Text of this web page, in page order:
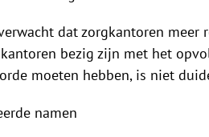
dat zorgkantoren
bezig zijn met het
moeten hebben, is niet
namen